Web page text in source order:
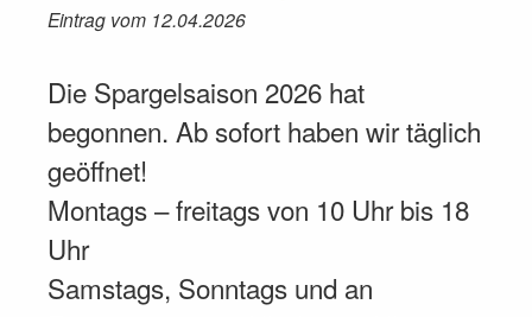
Eintrag vom 12.04.2026
Die Spargelsaison 2026 hat
begonnen. Ab sofort haben wir täglich
geöffnet!
Montags – freitags von 10 Uhr bis 18
Uhr
Samstags, Sonntags und an